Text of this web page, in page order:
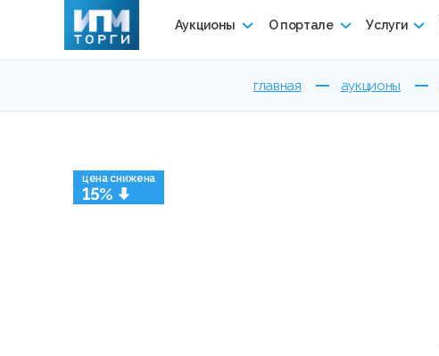
Аукционы О портале Услуги
главная аукционы
цена снижена
15%